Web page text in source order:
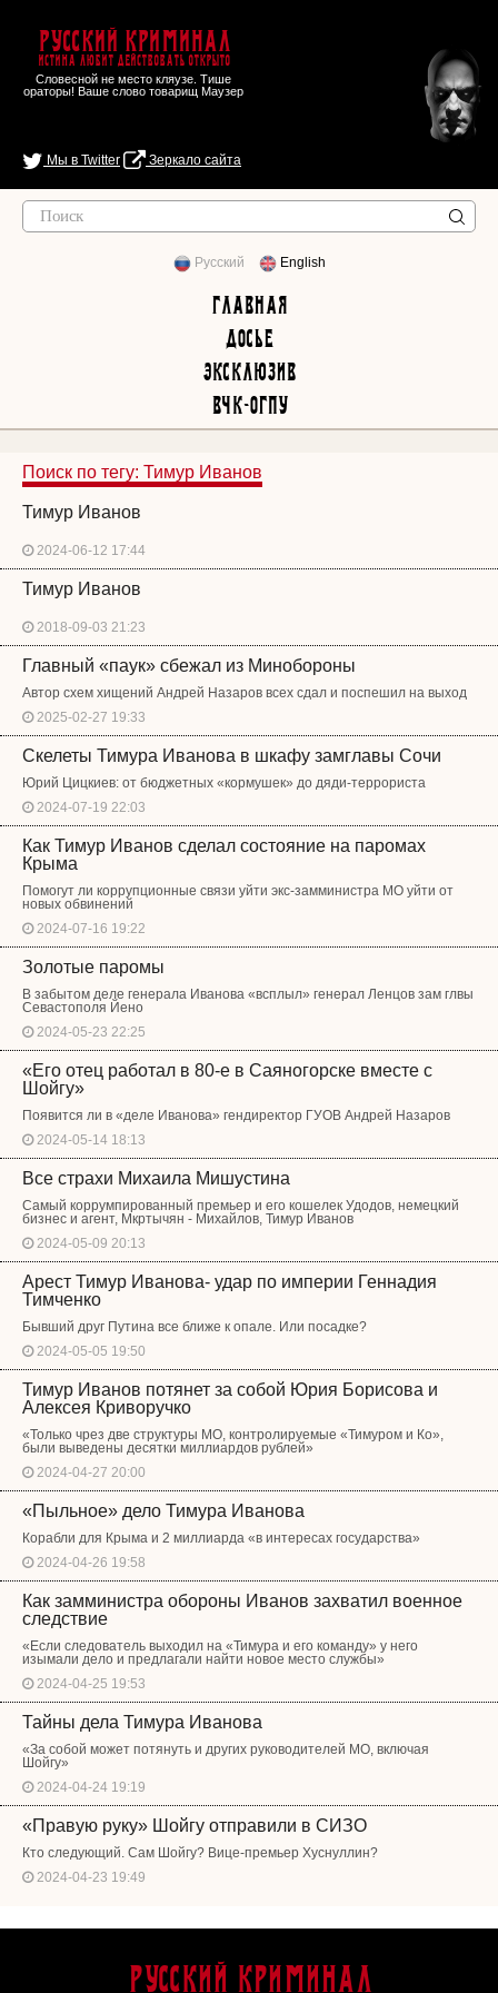
Русский Криминал
Истина любит действовать открыто
Словесной не место кляузе. Тише
ораторы! Ваше слово товарищ Маузер
Мы в Twitter Зеркало сайта
Русский English
Главная
Досье
Эксклюзив
ВЧК-ОГПУ
Поиск по тегу: Тимур Иванов
Тимур Иванов
2024-06-12 17:44
Тимур Иванов
2018-09-03 21:23
Главный «паук» сбежал из Минобороны
Автор схем хищений Андрей Назаров всех сдал и поспешил на выход
2025-02-27 19:33
Скелеты Тимура Иванова в шкафу замглавы Сочи
Юрий Цицкиев: от бюджетных «кормушек» до дяди-террориста
2024-07-19 22:03
Как Тимур Иванов сделал состояние на паромах
Крыма
Помогут ли коррупционные связи уйти экс-замминистра МО уйти от
новых обвинений
2024-07-16 19:22
Золотые паромы
В забытом деле генерала Иванова «всплыл» генерал Ленцов зам глвы
Севастополя Йено
2024-05-23 22:25
«Его отец работал в 80-е в Саяногорске вместе с
Шойгу»
Появится ли в «деле Иванова» гендиректор ГУОВ Андрей Назаров
2024-05-14 18:13
Все страхи Михаила Мишустина
Самый коррумпированный премьер и его кошелек Удодов, немецкий
бизнес и агент, Мкртычян - Михайлов, Тимур Иванов
2024-05-09 20:13
Арест Тимур Иванова- удар по империи Геннадия
Тимченко
Бывший друг Путина все ближе к опале. Или посадке?
2024-05-05 19:50
Тимур Иванов потянет за собой Юрия Борисова и
Алексея Криворучко
«Только чрез две структуры МО, контролируемые «Тимуром и Ко»,
были выведены десятки миллиардов рублей»
2024-04-27 20:00
«Пыльное» дело Тимура Иванова
Корабли для Крыма и 2 миллиарда «в интересах государства»
2024-04-26 19:58
Как замминистра обороны Иванов захватил военное
следствие
«Если следователь выходил на «Тимура и его команду» у него
изымали дело и предлагали найти новое место службы»
2024-04-25 19:53
Тайны дела Тимура Иванова
«За собой может потянуть и других руководителей МО, включая
Шойгу»
2024-04-24 19:19
«Правую руку» Шойгу отправили в СИЗО
Кто следующий. Сам Шойгу? Вице-премьер Хуснуллин?
2024-04-23 19:49
Русский Криминал